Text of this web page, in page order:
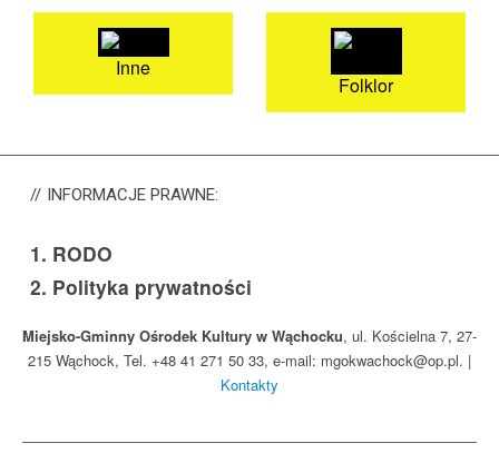
Inne
Folklor
INFORMACJEPRAWNE:
1. RODO
2. Polityka prywatności
Miejsko-Gminny Ośrodek Kultury w Wąchocku, ul. Kościelna 7, 27-
215 Wąchock, Tel. +48 41 271 50 33, e-mail: mgokwachock@op.pl. |
Kontakty